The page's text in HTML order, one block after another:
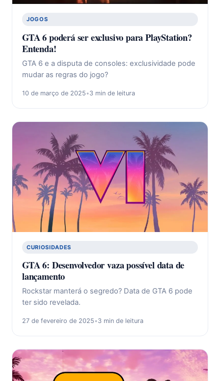
JOGOS
GTA 6 poderá ser exclusivo para PlayStation?
Entenda!
GTA 6 e a disputa de consoles: exclusividade pode
mudar as regras do jogo?
10 de março de 2025•3 min de leitura
CURIOSIDADES
GTA 6: Desenvolvedor vaza possível data de
lançamento
Rockstar manterá o segredo? Data de GTA 6 pode
ter sido revelada.
27 de fevereiro de 2025•3 min de leitura